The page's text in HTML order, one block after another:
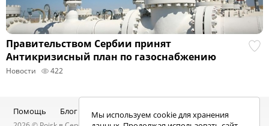
Правительством Сербии принят
Антикризисный план по газоснабжению
Новости 422
Помощь Блог Telegram-канал Чат
Мы используем cookie для хранения